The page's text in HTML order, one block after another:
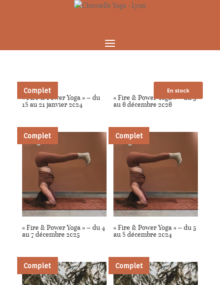
Complet
« Fire & Power Yoga » – du
18 au 21 janvier 2024
En stock
« Fire & Power Yoga » – du 3
au 6 décembre 2026
Complet
« Fire & Power Yoga » – du 4
au 7 décembre 2025
Complet
« Fire & Power Yoga » – du 5
au 8 décembre 2024
Complet Complet